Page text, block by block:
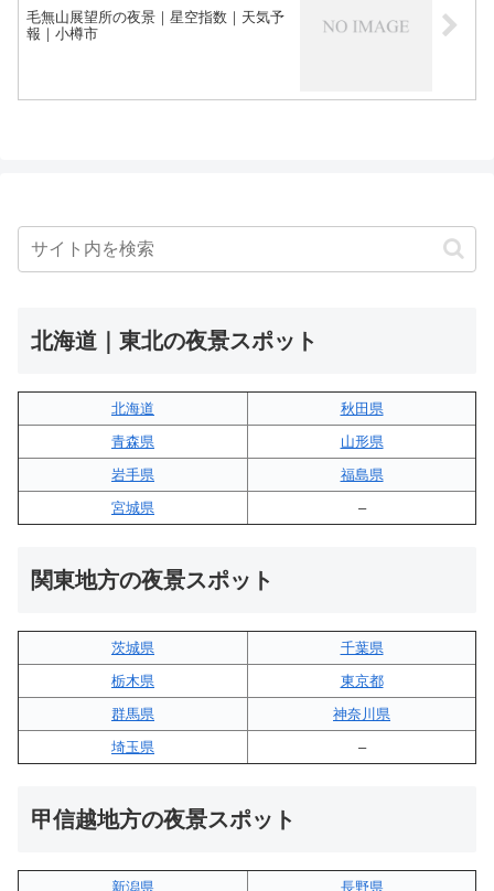
毛無山展望所の夜景｜星空指数｜天気予
報｜小樽市
北海道｜東北の夜景スポット
北海道
秋田県
青森県
山形県
岩手県
福島県
宮城県
–
関東地方の夜景スポット
茨城県
千葉県
栃木県
東京都
群馬県
神奈川県
埼玉県
–
甲信越地方の夜景スポット
新潟県
長野県